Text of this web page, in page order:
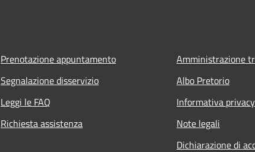
Prenotazione appuntamento
Segnalazione disservizio
Leggi le FAQ
Richiesta assistenza
Amministrazione
Albo Pretorio
Informativa privacy
Note legali
Dichiarazione di